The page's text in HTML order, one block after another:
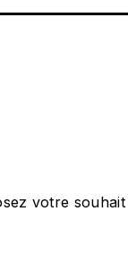
votre souhait